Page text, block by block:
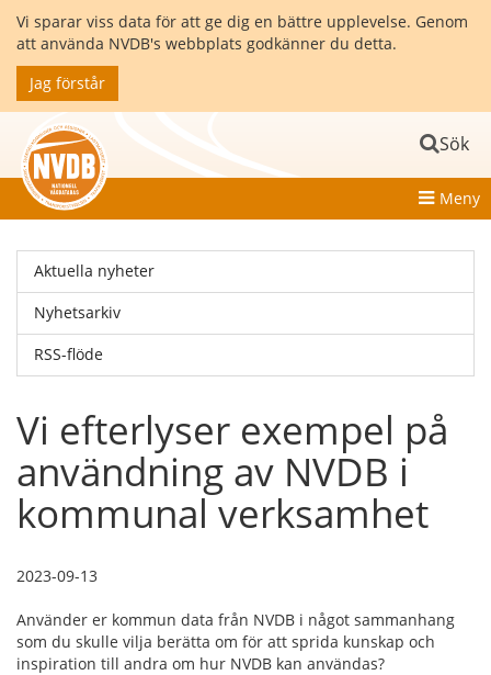
Vi sparar viss data för att ge dig en bättre upplevelse. Genom
att använda NVDB's webbplats godkänner du detta.
Jag förstår
Sök
Meny
Aktuella nyheter
Nyhetsarkiv
RSS-flöde
Vi efterlyser exempel på
användning av NVDB i
kommunal verksamhet
2023-09-13
Använder er kommun data från NVDB i något sammanhang
som du skulle vilja berätta om för att sprida kunskap och
inspiration till andra om hur NVDB kan användas?